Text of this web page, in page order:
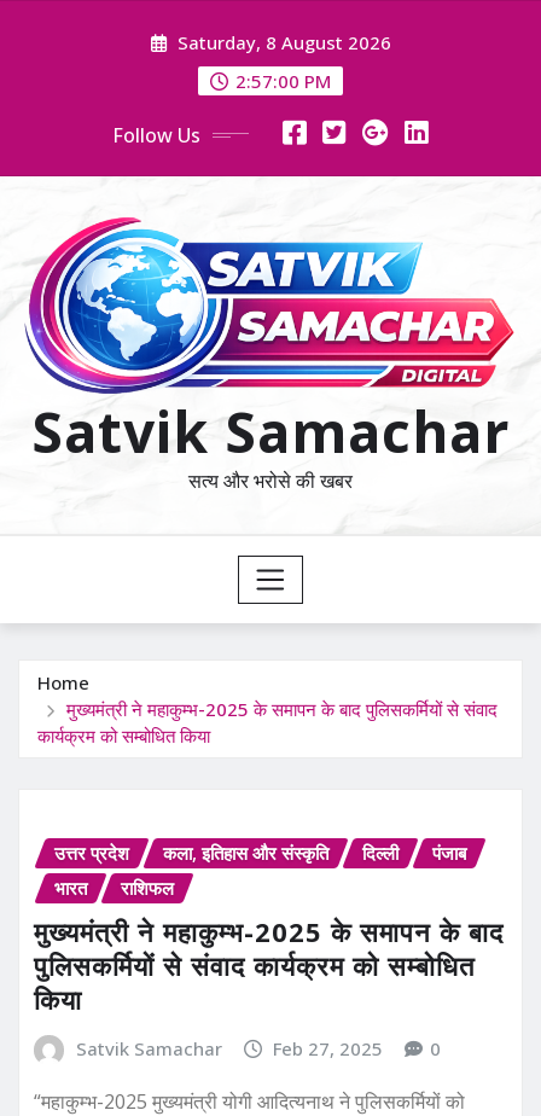
Saturday, 8 August 2026
2:57:01 PM
Follow Us
Satvik Samachar
सत्य और भरोसे की खबर
Home
मुख्यमंत्री ने महाकुम्भ-2025 के समापन के बाद पुलिसकर्मियों से संवाद
कार्यक्रम को सम्बोधित किया
उत्तर प्रदेश कला, इतिहास और संस्कृति दिल्ली
पंजाब
भारत
राशिफल
मुख्यमंत्री ने महाकुम्भ-2025 के समापन के बाद
पुलिसकर्मियों से संवाद कार्यक्रम को सम्बोधित
किया
Satvik Samachar Feb 27, 2025 0
“महाकुम्भ-2025 मुख्यमंत्री योगी आदित्यनाथ ने पुलिसकर्मियों को